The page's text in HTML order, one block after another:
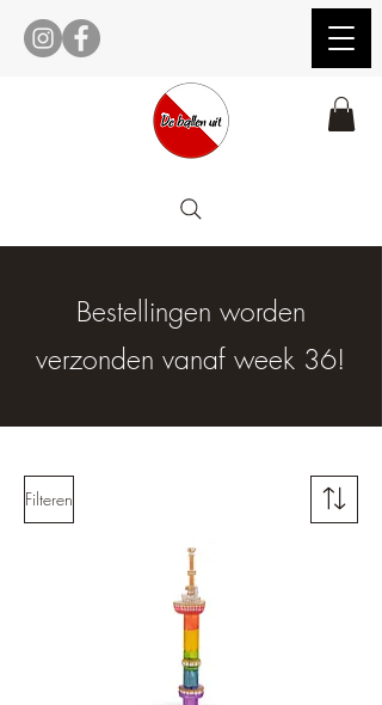
Bestellingen worden
verzonden vanaf week 36!
Filteren